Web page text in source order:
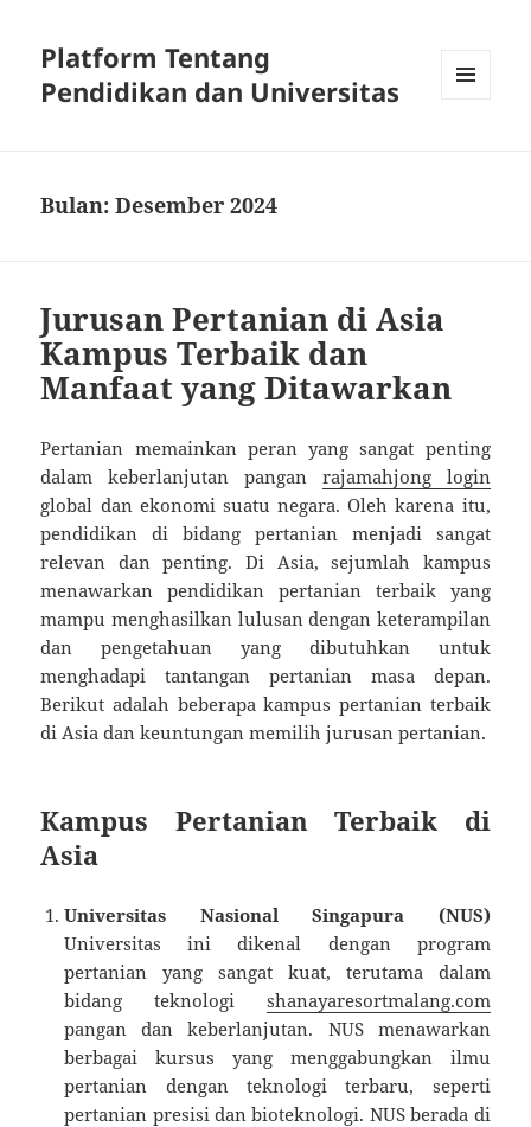
Platform Tentang
Pendidikan dan Universitas
Bulan:Desember 2024
Jurusan Pertanian di Asia
Kampus Terbaik dan
Manfaat yang Ditawarkan
Pertanian memainkan peran yang sangat penting
dalam keberlanjutan pangan rajamahjong login
global dan ekonomi suatu negara. Oleh karena itu,
pendidikan di bidang pertanian menjadi sangat
relevan dan penting. Di Asia, sejumlah kampus
menawarkan pendidikan pertanian terbaik yang
mampu menghasilkan lulusan dengan keterampilan
dan pengetahuan yang dibutuhkan untuk
menghadapi tantangan pertanian masa depan.
Berikut adalah beberapa kampus pertanian terbaik
di Asia dan keuntungan memilih jurusan pertanian.
Kampus Pertanian Terbaik di
Asia
Universitas Nasional Singapura (NUS)
Universitas ini dikenal dengan program
pertanian yang sangat kuat, terutama dalam
bidang teknologi shanayaresortmalang.com
pangan dan keberlanjutan. NUS menawarkan
berbagai kursus yang menggabungkan ilmu
pertanian dengan teknologi terbaru, seperti
pertanian presisi dan bioteknologi. NUS berada di